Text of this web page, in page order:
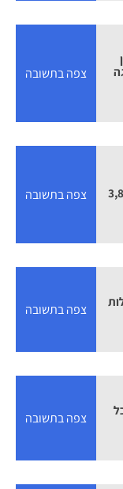
צפה בתשובה
לא יעלה על 3,800
צפה בתשובה
צפה בתשובה
צפה בתשובה